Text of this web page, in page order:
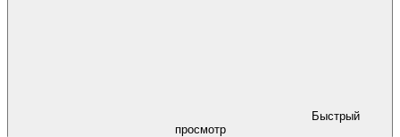
Быстрый
просмотр